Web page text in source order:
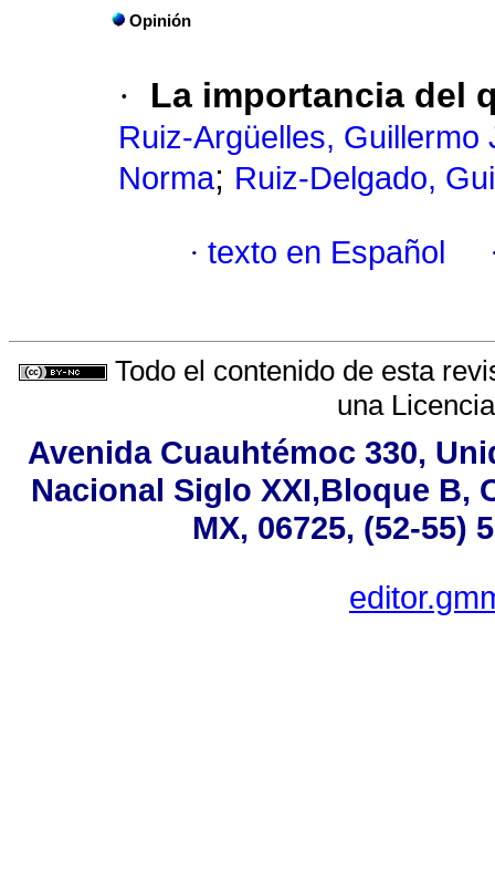
Opinión
· La importancia del
Ruiz-Argüelles, Guillermo
Norma; Ruiz-Delgado,
· texto en Español
Todo el contenido de esta
una
Avenida Cuauhtémoc 330,
Nacional Siglo XXI,Bloque B,
MX, 06725, (52-55)